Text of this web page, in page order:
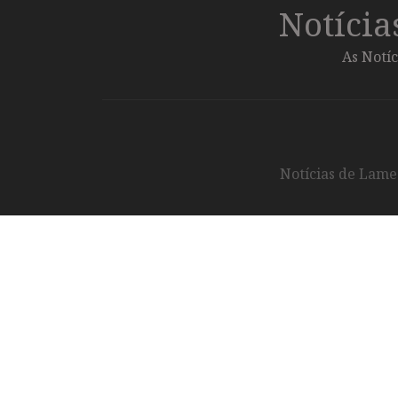
As
Notícias de